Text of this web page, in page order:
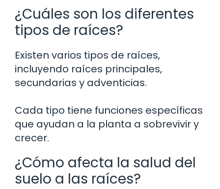
¿Cuáles son los diferentes
tipos de raíces?
Existen varios tipos de raíces,
incluyendo raíces principales,
secundarias y adventicias.
Cada tipo tiene funciones específicas
que ayudan a la planta a sobrevivir y
crecer.
¿Cómo afecta la salud del
suelo a las raíces?